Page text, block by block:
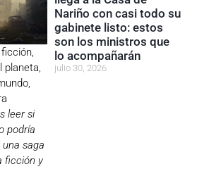
,
planeta,
,
leer si
podría
saga
ficción y
Nariño con casi todo su
gabinete listo: estos
son los ministros que
lo acompañarán
julio 30, 2026